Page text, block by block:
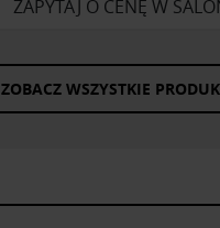
ZAPYTAJ O CENĘ W
ZOBACZ WSZYSTKIE